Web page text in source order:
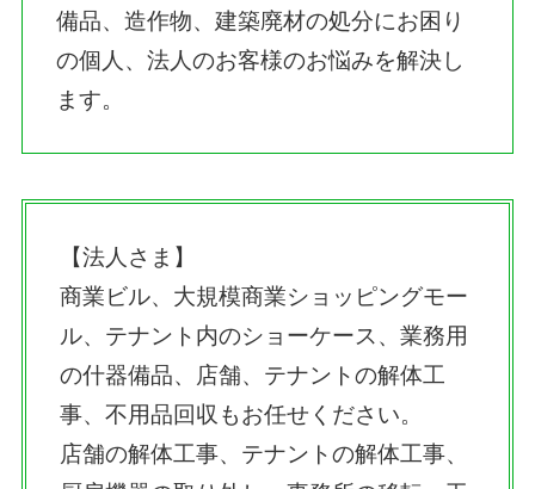
備品、造作物、建築廃材の処分にお困り
の個人、法人のお客様のお悩みを解決し
ます。
【法人さま】
商業ビル、大規模商業ショッピングモー
ル、テナント内のショーケース、業務用
の什器備品、店舗、テナントの解体工
事、不用品回収もお任せください。
店舗の解体工事、テナントの解体工事、